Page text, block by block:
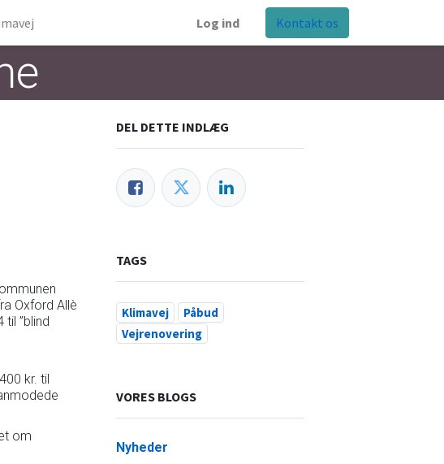
Log ind Kontakt os
Oxford Allè
”blind
kr. til
om
DEL DETTE INDLÆG
TAGS
Klimavej
Påbud
Vejrenovering
VORES BLOGS
Nyheder